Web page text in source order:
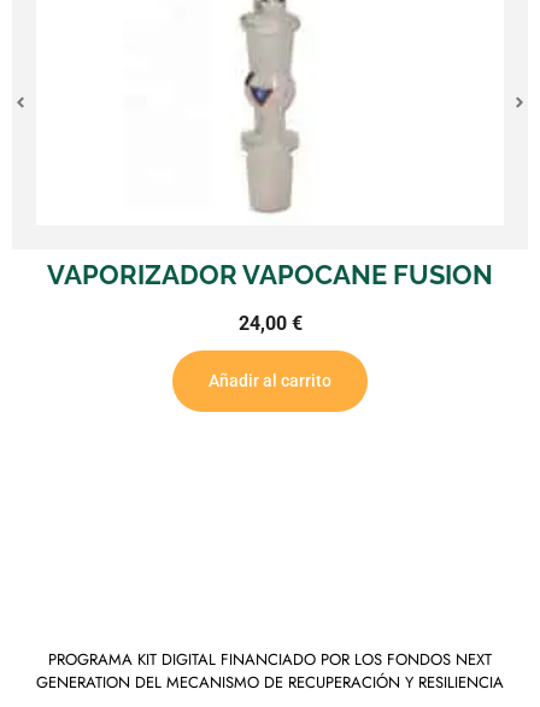
VAPORIZADOR VAPOCANE FUSION
24,00 €
Añadir al carrito
PROGRAMA KIT DIGITAL FINANCIADO POR LOS FONDOS NEXT
GENERATION DEL MECANISMO DE RECUPERACIÓN Y RESILIENCIA